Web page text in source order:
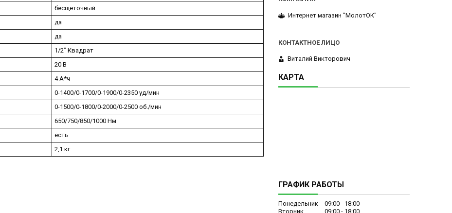
бесщеточный
да
да
1/2” Квадрат
20 В
4 А*ч
0-1400/0-1700/0-1900/0-2350 уд/мин
0-1500/0-1800/0-2000/0-2500 об./мин
650/750/850/1000 Нм
есть
2,1 кг
Интернет магазин "МолотОК"
Виталий Викторович
КАРТА
ГРАФИК РАБОТЫ
Понедельник 09:00
18:00
Вторник
09:00 18:00